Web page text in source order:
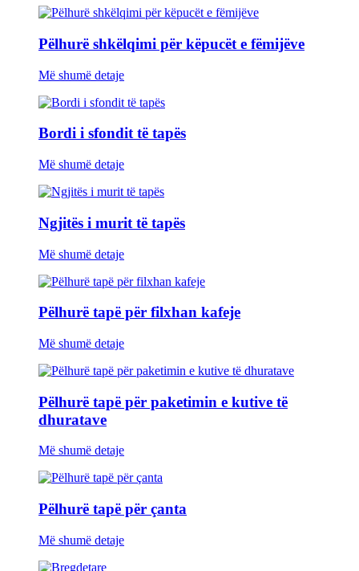
Pëlhurë shkëlqimi për këpucët e fëmijëve
Më shumë detaje
Bordi i sfondit të tapës
Më shumë detaje
Ngjitës i murit të tapës
Më shumë detaje
Pëlhurë tapë për filxhan kafeje
Më shumë detaje
Pëlhurë tapë për paketimin e kutive të
dhuratave
Më shumë detaje
Pëlhurë tapë për çanta
Më shumë detaje